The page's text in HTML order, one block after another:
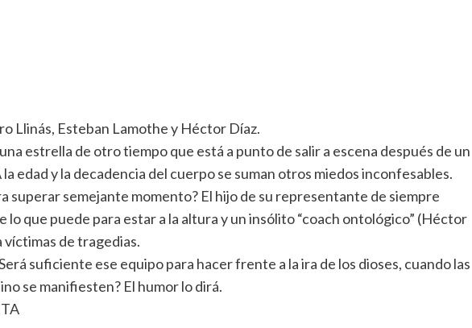
Llinás, Esteban Lamothe y Héctor Díaz.
estrella de otro tiempo que está a punto de salir a escena después de un
edad y la decadencia del cuerpo se suman otros miedos inconfesables.
superar semejante momento? El hijo de su representante de siempre
lo que puede para estar a la altura y un insólito “coach ontológico” (Héctor
víctimas de tragedias.
suficiente ese equipo para hacer frente a la ira de los dioses, cuando las
se manifiesten? El humor lo dirá.